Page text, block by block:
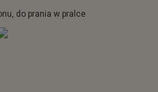
do prania w pralce